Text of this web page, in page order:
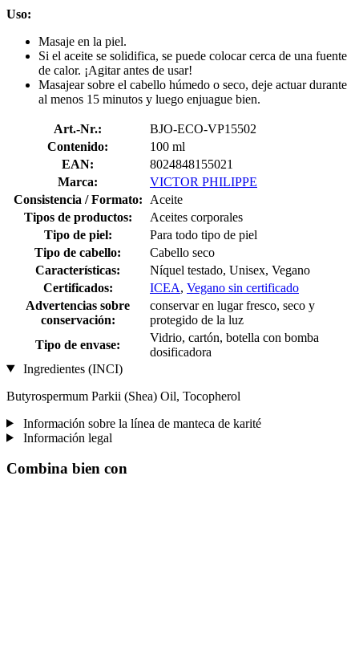
Uso:
Masaje en la piel.
Si el aceite se solidifica, se puede colocar cerca de una fuente
de calor. ¡Agitar antes de usar!
Masajear sobre el cabello húmedo o seco, deje actuar durante
al menos 15 minutos y luego enjuague bien.
Art.-Nr.:
BJO-ECO-VP15502
Contenido:
100 ml
EAN:
8024848155021
Marca:
VICTOR PHILIPPE
Consistencia / Formato:
Aceite
Tipos de productos:
Aceites corporales
Tipo de piel:
Para todo tipo de piel
Tipo de cabello:
Cabello seco
Características:
Níquel testado, Unisex, Vegano
Certificados:
ICEA, Vegano sin certificado
Advertencias sobre
conservación:
conservar en lugar fresco, seco y
protegido de la luz
Tipo de envase:
Vidrio, cartón, botella con bomba
dosificadora
Ingredientes (INCI)
Butyrospermum Parkii (Shea) Oil, Tocopherol
Información sobre la línea de manteca de karité
Información legal
Combina bien con